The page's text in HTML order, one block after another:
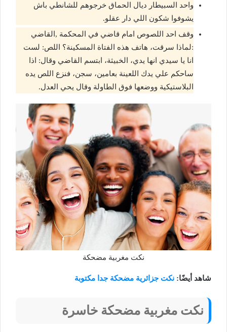
واحد السبيطار ديال الحماق خرجوهم للشانطي باش
يشوفوا شكون اللي دار عقلو.
وقف احد اللصوص امام قاضي في المحكمة ,القاضي
:لماذا سرقت، هاتف هذه الفتاة المسكينة؟ اللص: لست
انا يا سيدي انها يدي، الخبيثة، ابتسم القاضي وقال: اذا
ساحكم علي يدك اللعينة بعامين، سجن، فنزع اللص يده
البلاستيكية ووضعها فوق الطاولة وقال يحي العدل.
نكت مغربية مضحكة
شاهد أيضًا: نكت جزائرية مضحكة جدا مكتوبة
نكت مغربية مضحكة خاسرة